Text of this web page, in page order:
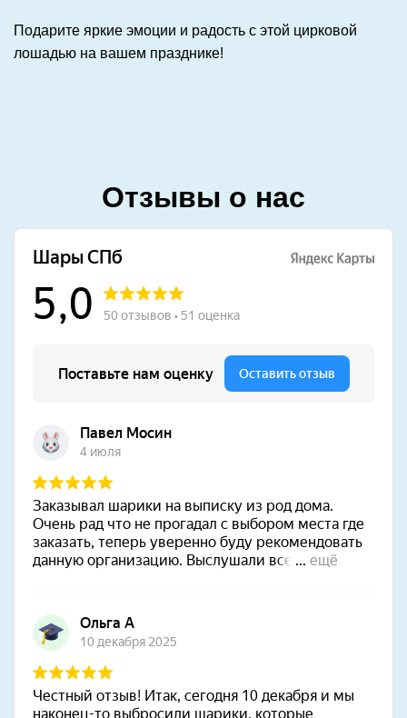
Подарите яркие эмоции и радость с этой цирковой
лошадью на вашем празднике!
Отзывы о нас